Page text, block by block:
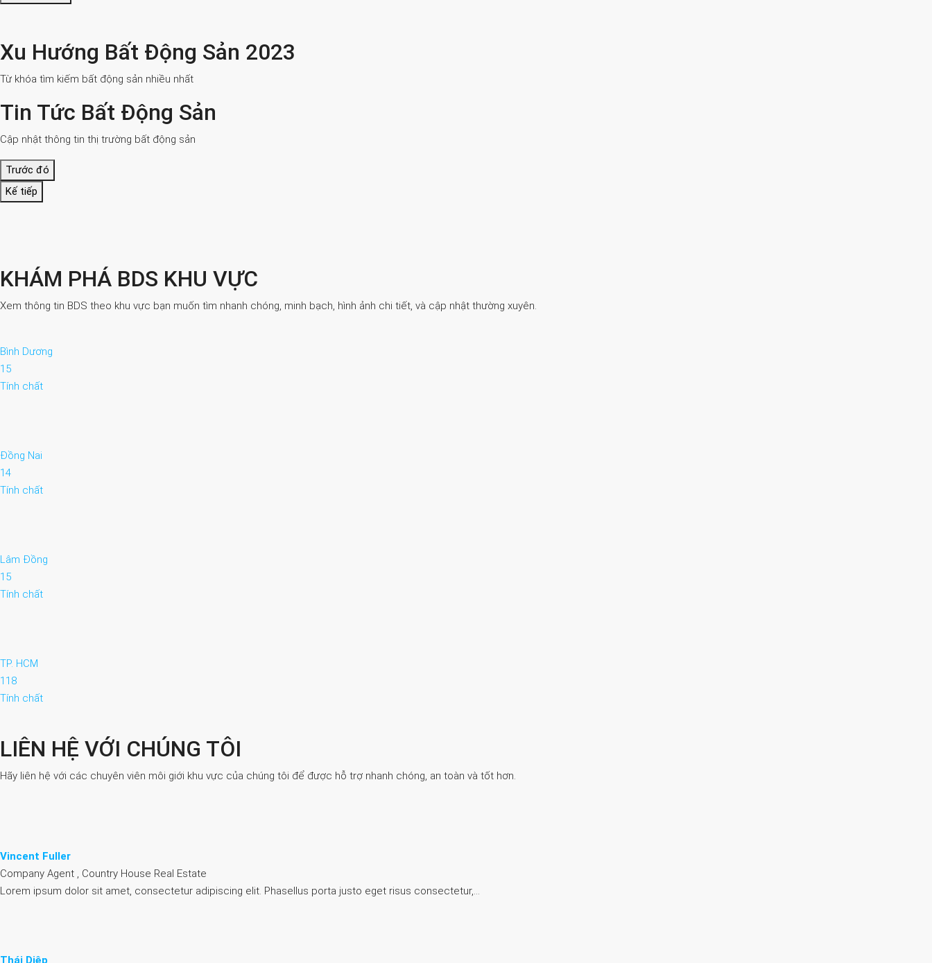
Xu Hướng Bất Động Sản 2023
Từ khóa tìm kiếm bất động sản nhiều nhất
Tin Tức Bất Động Sản
Cập nhật thông tin thị trường bất động sản
Trước đó
Kế tiếp
KHÁM PHÁ BDS KHU VỰC
Xem thông tin BDS theo khu vực bạn muốn tìm nhanh chóng, minh bạch, hình ảnh chi tiết, và cập nhật thường xuyên.
Bình Dương
15
Tính chất
Đồng Nai
14
Tính chất
Lâm Đồng
15
Tính chất
TP. HCM
118
Tính chất
LIÊN HỆ VỚI CHÚNG TÔI
Hãy liên hệ với các chuyên viên môi giới khu vực của chúng tôi để được hỗ trợ nhanh chóng, an toàn và tốt hơn.
Vincent Fuller
Company Agent , Country House Real Estate
Lorem ipsum dolor sit amet, consectetur adipiscing elit. Phasellus porta justo eget risus consectetur,…
Thái Diệp